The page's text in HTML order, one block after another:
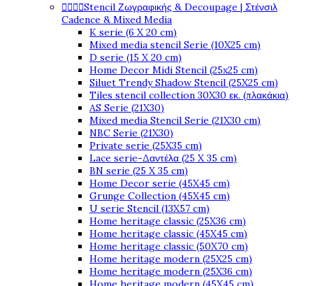
Stencil Ζωγραφικής & Decoupage | Στένσιλ
Cadence & Mixed Media
K serie (6 X 20 cm)
Mixed media stencil Serie (10X25 cm)
D serie (15 X 20 cm)
Home Decor Midi Stencil (25x25 cm)
Siluet Trendy Shadow Stencil (25X25 cm)
Tiles stencil collection 30X30 εκ. (πλακάκια)
AS Serie (21X30)
Mixed media Stencil Serie (21X30 cm)
NBC Serie (21X30)
Private serie (25X35 cm)
Lace serie-Δαντέλα (25 X 35 cm)
BN serie (25 X 35 cm)
Home Decor serie (45X45 cm)
Grunge Collection (45X45 cm)
U serie Stencil (13X57 cm)
Home heritage classic (25X36 cm)
Home heritage classic (45X45 cm)
Home heritage classic (50X70 cm)
Home heritage modern (25X25 cm)
Home heritage modern (25X36 cm)